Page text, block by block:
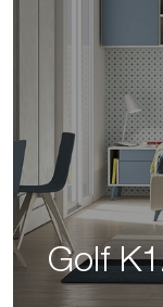
Golf